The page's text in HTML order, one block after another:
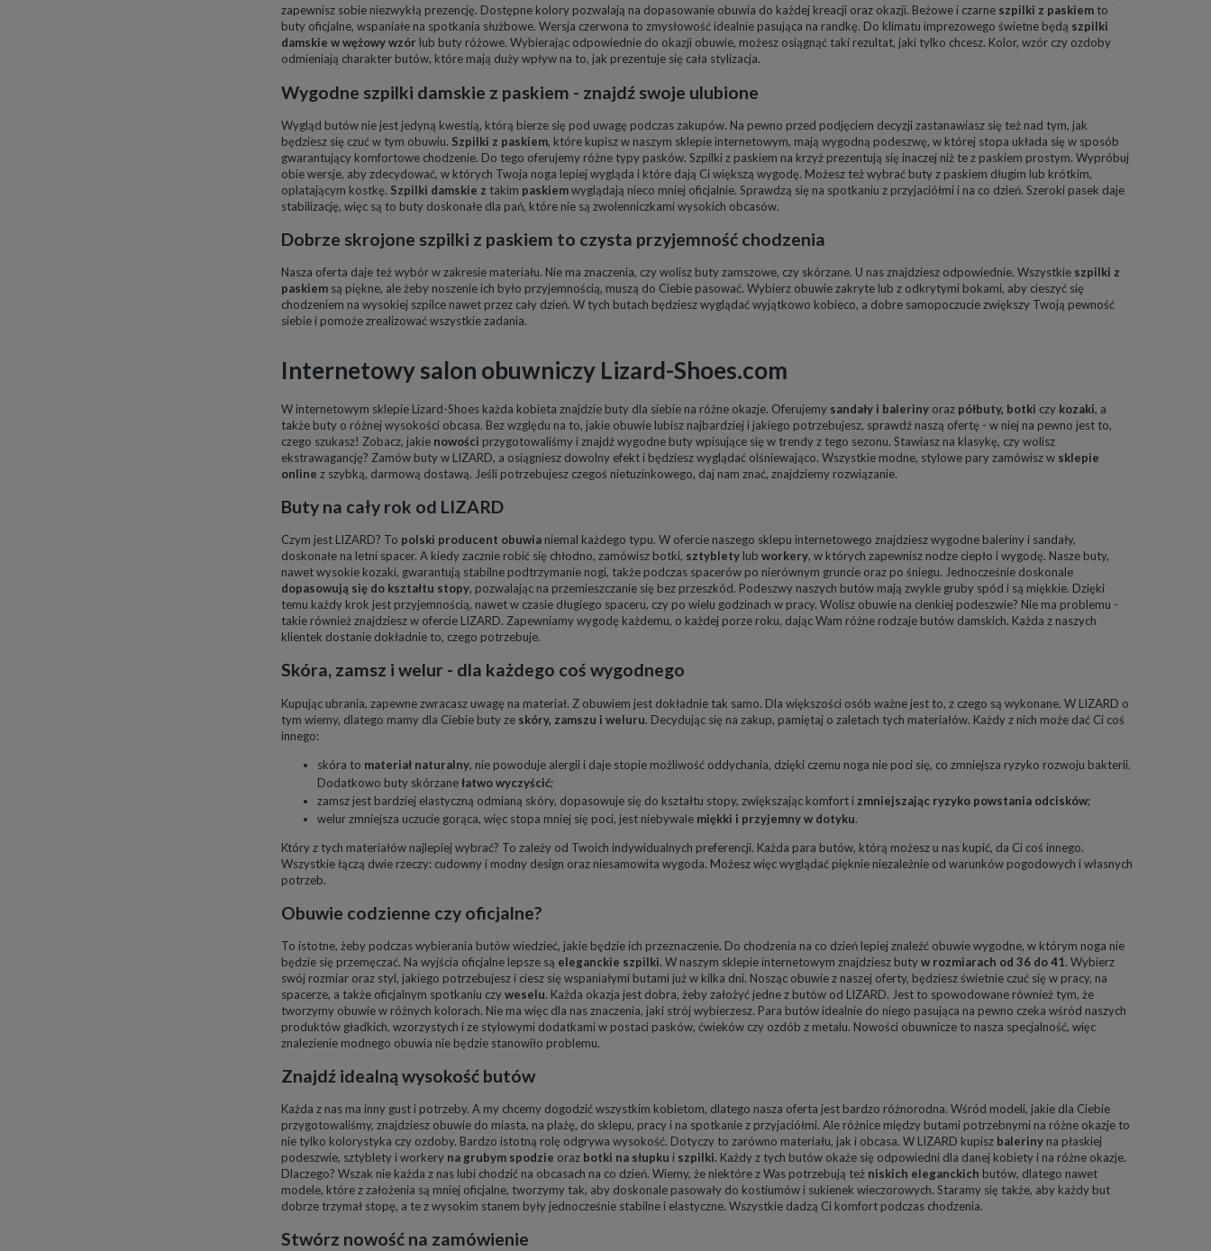
zapewnisz sobie niezwykłą prezencję. Dostępne kolory pozwalają na dopasowanie obuwia do każdej kreacji oraz okazji. Beżowe i czarne szpilki z paskiem to
buty oficjalne, wspaniałe na spotkania służbowe. Wersja czerwona to zmysłowość idealnie pasująca na randkę. Do klimatu imprezowego świetne będą szpilki
damskie w wężowy wzór lub buty różowe. Wybierając odpowiednie do okazji obuwie, możesz osiągnąć taki rezultat, jaki tylko chcesz. Kolor, wzór czy ozdoby
odmieniają charakter butów, które mają duży wpływ na to, jak prezentuje się cała stylizacja.
Wygodne szpilki damskie z paskiem - znajdź swoje ulubione
Wygląd butów nie jest jedyną kwestią, którą bierze się pod uwagę podczas zakupów. Na pewno przed podjęciem decyzji zastanawiasz się też nad tym, jak
będziesz się czuć w tym obuwiu. Szpilki z paskiem, które kupisz w naszym sklepie internetowym, mają wygodną podeszwę, w której stopa układa się w sposób
gwarantujący komfortowe chodzenie. Do tego oferujemy różne typy pasków. Szpilki z paskiem na krzyż prezentują się inaczej niż te z paskiem prostym. Wypróbuj
obie wersje, aby zdecydować, w których Twoja noga lepiej wygląda i które dają Ci większą wygodę. Możesz też wybrać buty z paskiem długim lub krótkim,
oplatającym kostkę. Szpilki damskie z takim paskiemwyglądają nieco mniej oficjalnie. Sprawdzą się na spotkaniu z przyjaciółmi i na co dzień. Szeroki pasek daje
stabilizację, więc są to buty doskonałe dla pań, które nie są zwolenniczkami wysokich obcasów.
Dobrze skrojone szpilki z paskiem to czysta przyjemność chodzenia
Nasza oferta daje też wybór w zakresie materiału. Nie ma znaczenia, czy wolisz buty zamszowe, czy skórzane. U nas znajdziesz odpowiednie. Wszystkie szpilki z
paskiem są piękne, ale żeby noszenie ich było przyjemnością, muszą do Ciebie pasować. Wybierz obuwie zakryte lub z odkrytymi bokami, aby cieszyć się
chodzeniem na wysokiej szpilce nawet przez cały dzień. W tych butach będziesz wyglądać wyjątkowo kobieco, a dobre samopoczucie zwiększy Twoją pewność
siebie i pomoże zrealizować wszystkie zadania.
Internetowy salon obuwniczy Lizard-Shoes.com
W internetowym sklepie Lizard-Shoes każda kobieta znajdzie buty dla siebie na różne okazje. Oferujemy sandały i baleriny oraz półbuty, botki czy kozaki, a
także buty o różnej wysokości obcasa. Bez względu na to, jakie obuwie lubisz najbardziej i jakiego potrzebujesz, sprawdź naszą ofertę - w niej na pewno jest to,
czego szukasz! Zobacz, jakie nowości przygotowaliśmy i znajdź wygodne buty wpisujące się w trendy z tego sezonu. Stawiasz na klasykę, czy wolisz
ekstrawagancję? Zamów buty w LIZARD, a osiągniesz dowolny efekt i będziesz wyglądać olśniewająco. Wszystkie modne, stylowe pary zamówisz w sklepie
online z szybką, darmową dostawą. Jeśli potrzebujesz czegoś nietuzinkowego, daj nam znać, znajdziemy rozwiązanie.
Buty na cały rok od LIZARD
Czym jest LIZARD? To polski producent obuwia niemal każdego typu. W ofercie naszego sklepu internetowego znajdziesz wygodne baleriny i sandały,
doskonałe na letni spacer. A kiedy zacznie robić się chłodno, zamówisz botki, sztyblety lub workery, w których zapewnisz nodze ciepło i wygodę. Nasze buty,
nawet wysokie kozaki, gwarantują stabilne podtrzymanie nogi, także podczas spacerów po nierównym gruncie oraz po śniegu. Jednocześnie doskonale
dopasowują się do kształtu stopy, pozwalając na przemieszczanie się bez przeszkód. Podeszwy naszych butów mają zwykle gruby spód i są miękkie. Dzięki
temu każdy krok jest przyjemnością, nawet w czasie długiego spaceru, czy po wielu godzinach w pracy. Wolisz obuwie na cienkiej podeszwie? Nie ma problemu -
takie również znajdziesz w ofercie LIZARD. Zapewniamy wygodę każdemu, o każdej porze roku, dając Wam różne rodzaje butów damskich. Każda z naszych
klientek dostanie dokładnie to, czego potrzebuje.
Skóra, zamsz i welur - dla każdego coś wygodnego
Kupując ubrania, zapewne zwracasz uwagę na materiał. Z obuwiem jest dokładnie tak samo. Dla większości osób ważne jest to, z czego są wykonane. W LIZARD o
tym wiemy, dlatego mamy dla Ciebie buty ze skóry, zamszu i weluru. Decydując się na zakup, pamiętaj o zaletach tych materiałów. Każdy z nich może dać Ci coś
innego:
skóra to materiał naturalny, nie powoduje alergii i daje stopie możliwość oddychania, dzięki czemu noga nie poci się, co zmniejsza ryzyko rozwoju bakterii.
Dodatkowo buty skórzanełatwo wyczyścić;
zamsz jest bardziej elastyczną odmianą skóry, dopasowuje się do kształtu stopy, zwiększając komfort i zmniejszając ryzyko powstania odcisków;
welur zmniejsza uczucie gorąca, więc stopa mniej się poci, jest niebywale miękki i przyjemny w dotyku.
Który z tych materiałów najlepiej wybrać? To zależy od Twoich indywidualnych preferencji. Każda para butów, którą możesz u nas kupić, da Ci coś innego.
Wszystkie łączą dwie rzeczy: cudowny i modny design oraz niesamowita wygoda. Możesz więc wyglądać pięknie niezależnie od warunków pogodowych i własnych
potrzeb.
Obuwie codzienne czy oficjalne?
To istotne, żeby podczas wybierania butów wiedzieć, jakie będzie ich przeznaczenie. Do chodzenia na co dzień lepiej znaleźć obuwie wygodne, w którym noga nie
będzie się przemęczać. Na wyjścia oficjalne lepsze są eleganckie szpilki. W naszym sklepie internetowym znajdziesz butyw rozmiarach od 36 do 41. Wybierz
swój rozmiar oraz styl, jakiego potrzebujesz i ciesz się wspaniałymi butami już w kilka dni. Nosząc obuwie z naszej oferty, będziesz świetnie czuć się w pracy, na
spacerze, a także oficjalnym spotkaniu czyweselu. Każda okazja jest dobra, żeby założyć jedne z butów od LIZARD. Jest to spowodowane również tym, że
tworzymy obuwie w różnych kolorach. Nie ma więc dla nas znaczenia, jaki strój wybierzesz. Para butów idealnie do niego pasująca na pewno czeka wśród naszych
produktów gładkich, wzorzystych i ze stylowymi dodatkami w postaci pasków, ćwieków czy ozdób z metalu. Nowości obuwnicze to nasza specjalność, więc
znalezienie modnego obuwia nie będzie stanowiło problemu.
Znajdź idealną wysokość butów
Każda z nas ma inny gust i potrzeby. A my chcemy dogodzić wszystkim kobietom, dlatego nasza oferta jest bardzo różnorodna. Wśród modeli, jakie dla Ciebie
przygotowaliśmy, znajdziesz obuwie do miasta, na plażę, do sklepu, pracy i na spotkanie z przyjaciółmi. Ale różnice między butami potrzebnymi na różne okazje to
nie tylko kolorystyka czy ozdoby. Bardzo istotną rolę odgrywa wysokość. Dotyczy to zarówno materiału, jak i obcasa. W LIZARD kupisz baleriny na płaskiej
podeszwie, sztyblety i workery na grubym spodzie oraz botki na słupku i szpilki. Każdy z tych butów okaże się odpowiedni dla danej kobiety i na różne okazje.
Dlaczego? Wszak nie każda z nas lubi chodzić na obcasach na co dzień. Wiemy, że niektóre z Was potrzebują też niskich eleganckich butów, dlatego nawet
modele, które z założenia są mniej oficjalne, tworzymy tak, aby doskonale pasowały do kostiumów i sukienek wieczorowych. Staramy się także, aby każdy but
dobrze trzymał stopę, a te z wysokim stanem były jednocześnie stabilne i elastyczne. Wszystkie dadzą Ci komfort podczas chodzenia.
Stwórz nowość na zamówienie